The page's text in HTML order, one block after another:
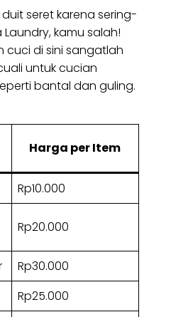
seret karena sering-
kamu salah!
cuci di sini sangatlah
untuk cucian
bantal dan guling.
Harga per Item
Rp10.000
Rp20.000
Rp30.000
Rp25.000